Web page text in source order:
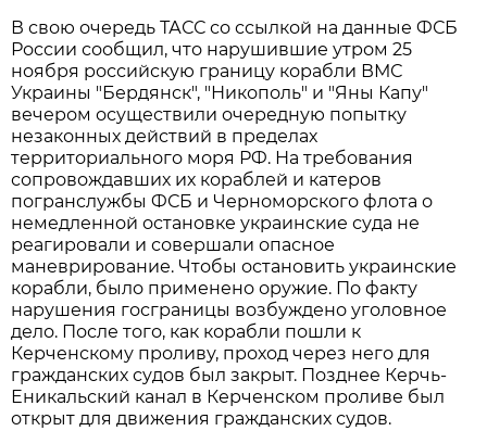
В свою очередь ТАСС со ссылкой на данные ФСБ
России сообщил, что нарушившие утром 25
ноября российскую границу корабли ВМС
Украины "Бердянск", "Никополь" и "Яны Капу"
вечером осуществили очередную попытку
незаконных действий в пределах
территориального моря РФ. На требования
сопровождавших их кораблей и катеров
погранслужбы ФСБ и Черноморского флота о
немедленной остановке украинские суда не
реагировали и совершали опасное
маневрирование. Чтобы остановить украинские
корабли, было применено оружие. По факту
нарушения госграницы возбуждено уголовное
дело. После того, как корабли пошли к
Керченскому проливу, проход через него для
гражданских судов был закрыт. Позднее Керчь-
Еникальский канал в Керченском проливе был
открыт для движения гражданских судов.